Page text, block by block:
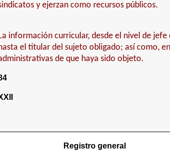
y ejerzan como recursos públicos.
información curricular, desde el nivel de
el titular del sujeto obligado; así como,
de que haya sido objeto.
Registro general